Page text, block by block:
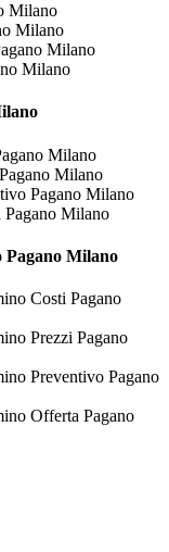
Milano
Milano
Milano
Milano
Milano
Milano
Pagano Milano
Milano
Pagano Milano
Costi Pagano
Prezzi Pagano
Preventivo Pagano
Offerta Pagano